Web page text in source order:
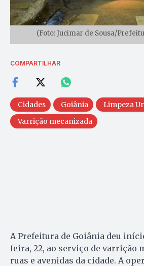
(Foto: Jucimar de Sousa/
COMPARTILHAR
Cidades Goiânia
Limpeza
Varrição mecanizada
A Prefeitura de Goiânia deu
feira, 22, ao serviço de varrição
ruas e avenidas da cidade. A